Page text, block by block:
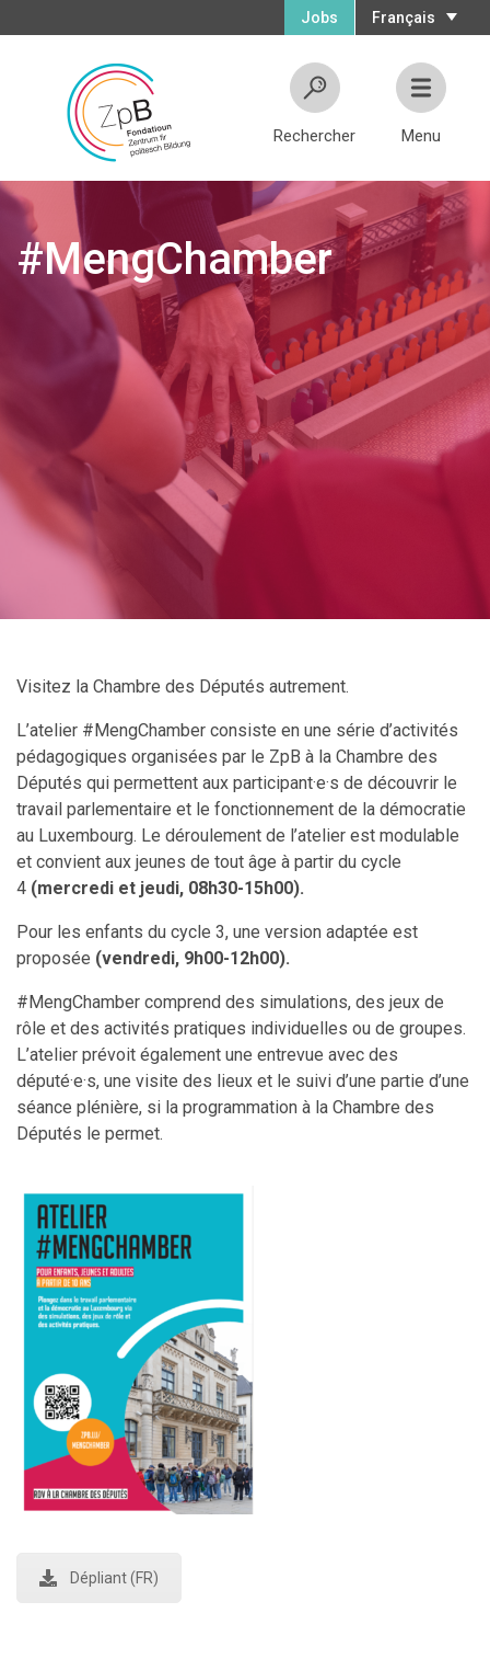
Français
Jobs
Rechercher Menu
#MengChamber
Visitez la Chambre des Députés autrement.
L’atelier #MengChamber consiste en une série d’activités
pédagogiques organisées par le ZpB à la Chambre des
Députés qui permettent aux participant·e·s de découvrir le
travail parlementaire et le fonctionnement de la démocratie
au Luxembourg. Le déroulement de l’atelier est modulable
et convient aux jeunes de tout âge à partir du cycle
4 (mercredi et jeudi, 08h30-15h00).
Pour les enfants du cycle 3, une version adaptée est
proposée (vendredi, 9h00-12h00).
#MengChamber comprend des simulations, des jeux de
rôle et des activités pratiques individuelles ou de groupes.
L’atelier prévoit également une entrevue avec des
député·e·s, une visite des lieux et le suivi d’une partie d’une
séance plénière, si la programmation à la Chambre des
Députés le permet.
Dépliant (FR)